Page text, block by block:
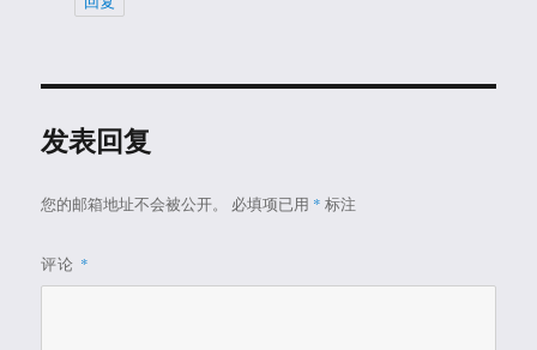
发表回复
您的邮箱地址不会被公开。 必填项已用 * 标注
评论 *